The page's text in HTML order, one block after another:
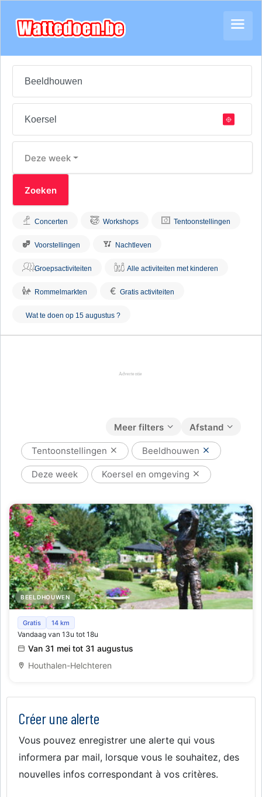
Deze week
Concerten Workshops Tentoonstellingen
Voorstellingen Nachtleven
Groepsactiviteiten Alle activiteiten met kinderen
Rommelmarkten € Gratis activiteiten
Wat te doen op 15 augustus ?
Afstand
Meer filters
Tentoonstellingen Beeldhouwen
Deze week Koersel en omgeving
BEELDHOUWEN
Open beeldentuin en atelier
Gratis 14 km
Vandaag van 13u tot 18u
Van 31 mei tot 31 augustus
Houthalen-Helchteren
Créer une alerte
Vous pouvez enregistrer une alerte qui vous
informera par mail, lorsque vous le souhaitez, des
nouvelles infos correspondant à vos critères.